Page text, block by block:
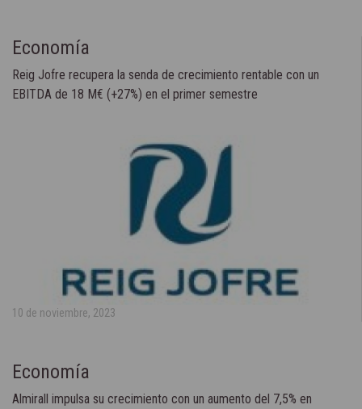
Economía
Reig Jofre recupera la senda de crecimiento rentable con un
EBITDA de 18 M€ (+27%) en el primer semestre
10 de noviembre, 2023
Economía
Almirall impulsa su crecimiento con un aumento del 7,5% en